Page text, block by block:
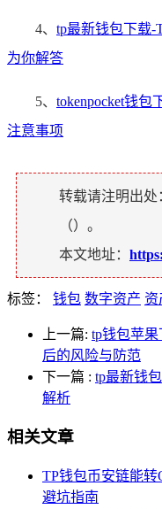
4、 tp最新钱包下载-
为你解答
5、 tokenpocket钱包
注意事项
转载请注明出处
（）。
本文地址：
标签： 钱包 数字资产 资
上一篇: tp钱包苹
后的风险与防范
下一篇 : tp最新钱
解析
相关文章
TP钱包币安链能
避坑指南